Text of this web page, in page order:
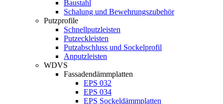
Baustahl
Schalung und Bewehrungszubehör
Putzprofile
Schnellputzleisten
Putzeckleisten
Putzabschluss und Sockelprofil
Anputzleisten
WDVS
Fassadendämmplatten
EPS 032
EPS 034
EPS Sockeldämmplatten